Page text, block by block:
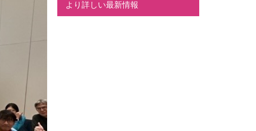
ドの国際競争力を向上
より詳しい最新情報